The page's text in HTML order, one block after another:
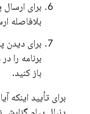
برای ارسال
بلافاصله
برای دیدن
برنامه را
باز کنید.
برای تأیید اینکه